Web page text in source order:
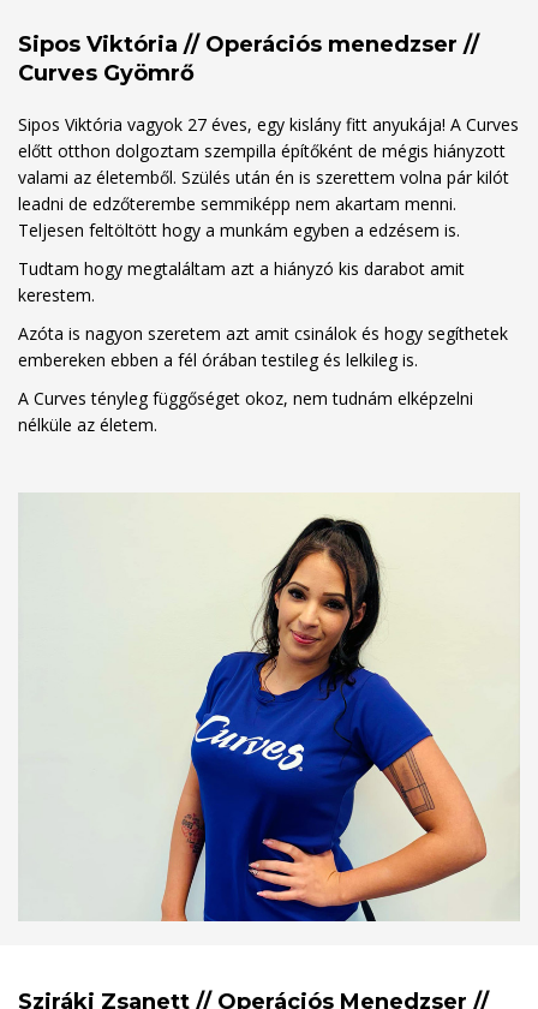
Sipos Viktória // Operációs menedzser //
Curves Gyömrő
Sipos Viktória vagyok 27 éves, egy kislány fitt anyukája! A Curves
előtt otthon dolgoztam szempilla építőként de mégis hiányzott
valami az életemből. Szülés után én is szerettem volna pár kilót
leadni de edzőterembe semmiképp nem akartam menni.
Teljesen feltöltött hogy a munkám egyben a edzésem is.
Tudtam hogy megtaláltam azt a hiányzó kis darabot amit
kerestem.
Azóta is nagyon szeretem azt amit csinálok és hogy segíthetek
embereken ebben a fél órában testileg és lelkileg is.
A Curves tényleg függőséget okoz, nem tudnám elképzelni
nélküle az életem.
Sziráki Zsanett // Operációs Menedzser //